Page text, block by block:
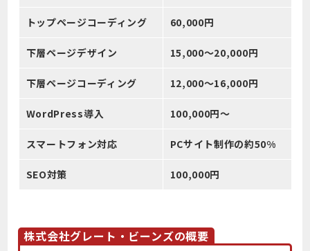
トップページコーディング 60,000円
下層ページデザイン 15,000〜20,000円
下層ページコーディング 12,000〜16,000円
WordPress導入 100,000円〜
スマートフォン対応 PCサイト制作の約50%
SEO対策 100,000円
株式会社グレート・ビーンズの概要